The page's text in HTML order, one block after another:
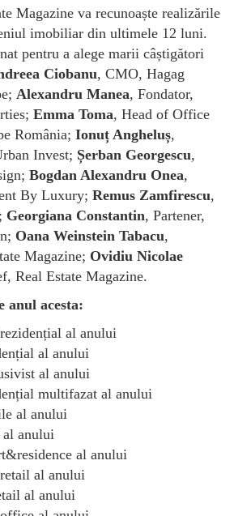
Magazine va recunoaște realizările
imobiliar din ultimele 12 luni.
pentru a alege marii câștigători
Ciobanu, CMO, Hagag
Alexandru Manea, Fondator,
Emma Toma, Head of Office
România; Ionuț Angheluș,
Invest; Șerban Georgescu,
Bogdan Alexandru Onea,
By Luxury; Remus Zamfirescu,
Georgiana Constantin, Partener,
Oana Weinstein Tabacu,
Magazine; Ovidiu Nicolae
Real Estate Magazine.
anul acesta:
al anului
al anului
al anului
multifazat al anului
al anului
anului
al anului
al anului
al anului